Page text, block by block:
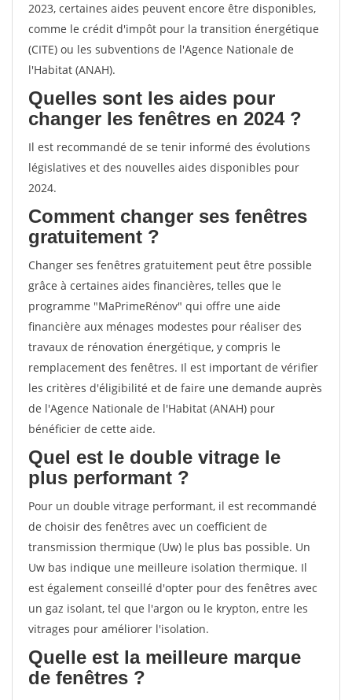
2023, certaines aides peuvent encore être disponibles,
comme le crédit d'impôt pour la transition énergétique
(CITE) ou les subventions de l'Agence Nationale de
l'Habitat (ANAH).
Quelles sont les aides pour
changer les fenêtres en 2024 ?
Il est recommandé de se tenir informé des évolutions
législatives et des nouvelles aides disponibles pour
2024.
Comment changer ses fenêtres
gratuitement ?
Changer ses fenêtres gratuitement peut être possible
grâce à certaines aides financières, telles que le
programme "MaPrimeRénov" qui offre une aide
financière aux ménages modestes pour réaliser des
travaux de rénovation énergétique, y compris le
remplacement des fenêtres. Il est important de vérifier
les critères d'éligibilité et de faire une demande auprès
de l'Agence Nationale de l'Habitat (ANAH) pour
bénéficier de cette aide.
Quel est le double vitrage le
plus performant ?
Pour un double vitrage performant, il est recommandé
de choisir des fenêtres avec un coefficient de
transmission thermique (Uw) le plus bas possible. Un
Uw bas indique une meilleure isolation thermique. Il
est également conseillé d'opter pour des fenêtres avec
un gaz isolant, tel que l'argon ou le krypton, entre les
vitrages pour améliorer l'isolation.
Quelle est la meilleure marque
de fenêtres ?